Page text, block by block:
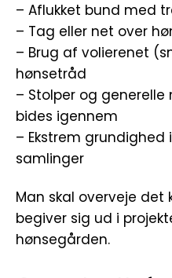
– Aflukket bund med
– Tag eller net over
– Brug af volierenet
hønsetråd
– Stolper og generelle
bides igennem
– Ekstrem grundighed
samlinger
Man skal overveje
begiver sig ud i
hønsegården.